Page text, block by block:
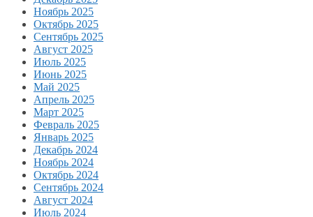
Ноябрь 2025
Октябрь 2025
Сентябрь 2025
Август 2025
Июль 2025
Июнь 2025
Май 2025
Апрель 2025
Март 2025
Февраль 2025
Январь 2025
Декабрь 2024
Ноябрь 2024
Октябрь 2024
Сентябрь 2024
Август 2024
Июль 2024